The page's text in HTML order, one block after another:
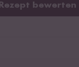
Rezept bewerten